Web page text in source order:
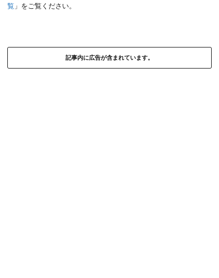
覧 」をご覧ください。
記事内に広告が含まれています。